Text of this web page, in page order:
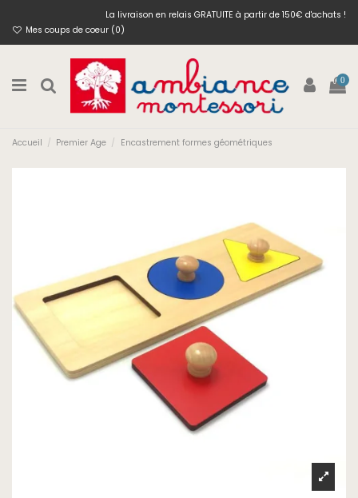
La livraison en relais GRATUITE à partir de 150€ d'achats !
Mes coups de coeur (0)
0
Accueil Premier Age Encastrement formes géométriques